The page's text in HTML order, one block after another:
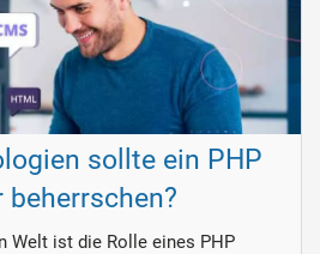
sollte ein PHP
Welt ist die Rolle eines PHP